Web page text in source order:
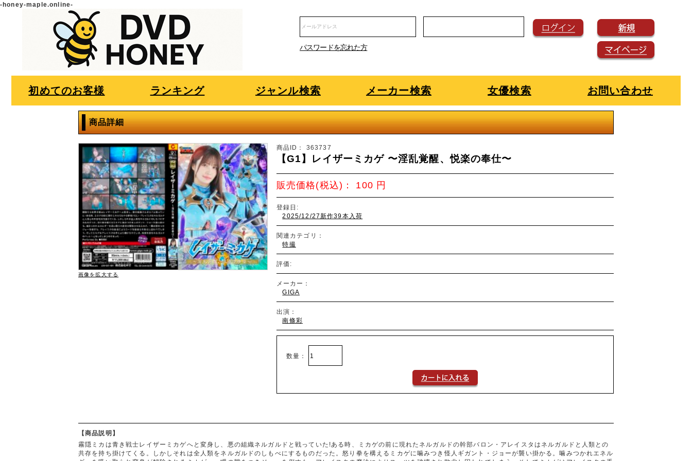
-honey-maple.online-
パスワードを忘れた方
初めてのお客様 ランキング ジャンル検索 メーカー検索 女優検索 お問い合わせ
商品詳細
画像を拡大する
商品ID： 363737
【G1】レイザーミカゲ 〜淫乱覚醒、悦楽の奉仕〜
販売価格(税込)： 100 円
登録日:
2025/12/27新作39本入荷
関連カテゴリ：
特撮
評価:
メーカー：
GIGA
出演：
南條彩
数量：
【商品説明】
霧隠ミカは青き戦士レイザーミカゲへと変身し、悪の組織ネルガルドと戦っていた!ある時、ミカゲの前に現れたネルガルドの幹部バロン・アレイスタはネルガルドと人類との
共存を持ち掛けてくる。しかしそれは全人類をネルガルドのしもべにするものだった。怒り拳を構えるミカゲに噛みつき怪人ギガント・ジョーが襲い掛かる。噛みつかれエネル